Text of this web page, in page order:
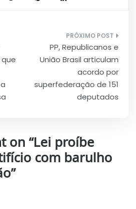
PP, Republicanos e
União Brasil articulam
acordo por
superfederação de 151
deputados
on “Lei proíbe
com barulho
”